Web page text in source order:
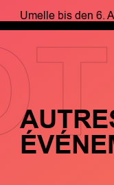
Umelle bis den 6.